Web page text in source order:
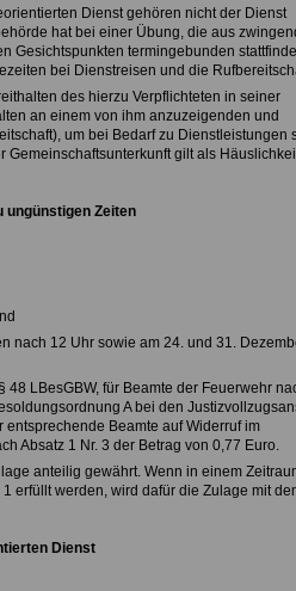
Dienst gehören nicht der Dienst
hat bei einer Übung, die aus
Gesichtspunkten termingebunden
bei Dienstreisen und die
des hierzu Verpflichteten in seiner
an einem von ihm anzuzeigenden und
um bei Bedarf zu Dienstleistungen
gilt als
ungünstigen Zeiten
nach 12 Uhr sowie am 24. und 31.
LBesGBW, für Beamte der Feuerwehr
A bei den
Beamte auf Widerruf im
Absatz 1 Nr. 3 der Betrag von 0,77 Euro.
anteilig gewährt. Wenn in einem
erfüllt werden, wird dafür die Zulage mit
Dienst